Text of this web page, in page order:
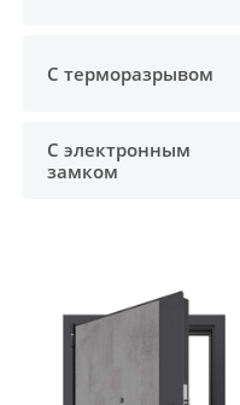
С терморазрывом
С электронным
замком